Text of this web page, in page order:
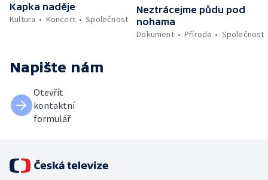
Kapka naděje
Kultura
Koncert Společnost
Neztrácejme půdu pod
nohama
Dokument
Příroda Společnost
Napište nám
Otevřít
kontaktní
formulář